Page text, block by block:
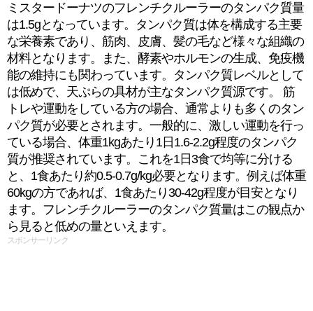
ミスタードーナツのフレンチクルーラーのタンパク質量
は1.5gとなっています。タンパク質は体を構成する主要
な栄養素であり、筋肉、皮膚、髪の毛など様々な組織の
材料となります。また、酵素やホルモンの生成、免疫機
能の維持にも関わっています。タンパク質レベルとして
は低めで、天ぷらの具材が主なタンパク質源です。 筋
トレや運動をしている方の場合、通常よりも多くのタン
パク質が必要とされます。一般的に、激しい運動を行っ
ている場合、体重1kgあたり1日1.6-2.2g程度のタンパク
質が推奨されています。これを1日3食で均等に分ける
と、1食あたり約0.5-0.7g/kg必要となります。例えば体重
60kgの方であれば、1食あたり30-42g程度が目安となり
ます。フレンチクルーラーのタンパク質量はこの観点か
ら見ると低めの量といえます。
スポンサーリンク